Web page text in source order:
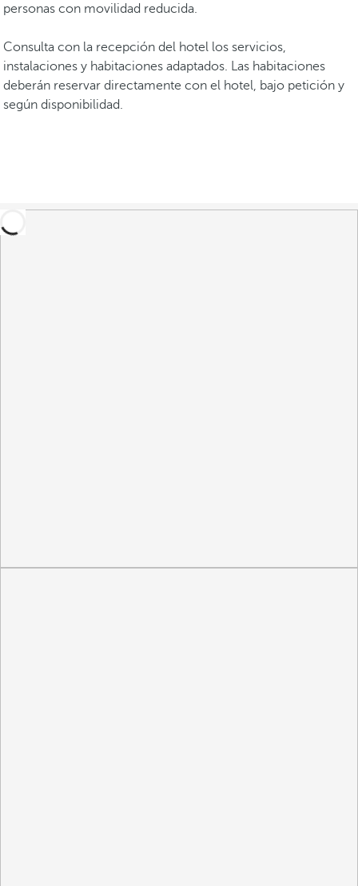
personas con movilidad reducida.
Consulta con la recepción del hotel los servicios,
instalaciones y habitaciones adaptados. Las habitaciones
deberán reservar directamente con el hotel, bajo petición y
según disponibilidad.